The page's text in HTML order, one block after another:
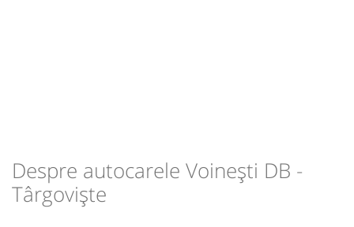
Durată:
25min
Zile de circulație:
Despre autocarele Voinești DB -
Târgoviște